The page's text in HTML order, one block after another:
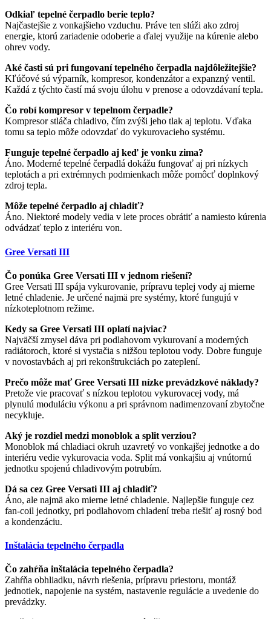
Odkiaľ tepelné čerpadlo berie teplo?
Najčastejšie z vonkajšieho vzduchu. Práve ten slúži ako zdroj
energie, ktorú zariadenie odoberie a ďalej využije na kúrenie alebo
ohrev vody.
Aké časti sú pri fungovaní tepelného čerpadla najdôležitejšie?
Kľúčové sú výparník, kompresor, kondenzátor a expanzný ventil.
Každá z týchto častí má svoju úlohu v prenose a odovzdávaní tepla.
Čo robí kompresor v tepelnom čerpadle?
Kompresor stláča chladivo, čím zvýši jeho tlak aj teplotu. Vďaka
tomu sa teplo môže odovzdať do vykurovacieho systému.
Funguje tepelné čerpadlo aj keď je vonku zima?
Áno. Moderné tepelné čerpadlá dokážu fungovať aj pri nízkych
teplotách a pri extrémnych podmienkach môže pomôcť doplnkový
zdroj tepla.
Môže tepelné čerpadlo aj chladiť?
Áno. Niektoré modely vedia v lete proces obrátiť a namiesto kúrenia
odvádzať teplo z interiéru von.
Gree Versati III
Čo ponúka Gree Versati III v jednom riešení?
Gree Versati III spája vykurovanie, prípravu teplej vody aj mierne
letné chladenie. Je určené najmä pre systémy, ktoré fungujú v
nízkoteplotnom režime.
Kedy sa Gree Versati III oplatí najviac?
Najväčší zmysel dáva pri podlahovom vykurovaní a moderných
radiátoroch, ktoré si vystačia s nižšou teplotou vody. Dobre funguje
v novostavbách aj pri rekonštrukciách po zateplení.
Prečo môže mať Gree Versati III nízke prevádzkové náklady?
Pretože vie pracovať s nízkou teplotou vykurovacej vody, má
plynulú moduláciu výkonu a pri správnom nadimenzovaní zbytočne
necykluje.
Aký je rozdiel medzi monoblok a split verziou?
Monoblok má chladiaci okruh uzavretý vo vonkajšej jednotke a do
interiéru vedie vykurovacia voda. Split má vonkajšiu aj vnútornú
jednotku spojenú chladivovým potrubím.
Dá sa cez Gree Versati III aj chladiť?
Áno, ale najmä ako mierne letné chladenie. Najlepšie funguje cez
fan-coil jednotky, pri podlahovom chladení treba riešiť aj rosný bod
a kondenzáciu.
Inštalácia tepelného čerpadla
Čo zahŕňa inštalácia tepelného čerpadla?
Zahŕňa obhliadku, návrh riešenia, prípravu priestoru, montáž
jednotiek, napojenie na systém, nastavenie regulácie a uvedenie do
prevádzky.